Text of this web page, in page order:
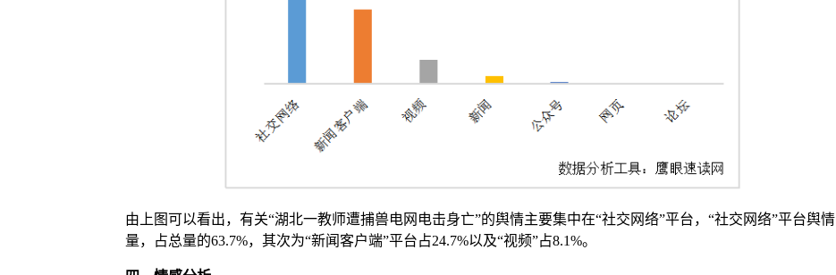
由上图可以看出，有关“湖北一教师遭捕兽电网电击身亡”的舆情主要集中在“社交网络”平台，“社交网络”平台舆情
量，占总量的63.7%，其次为“新闻客户端”平台占24.7%以及“视频”占8.1%。